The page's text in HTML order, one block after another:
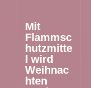
Mit
Flammsc
hutzmitte
l wird
Weihnac
hten